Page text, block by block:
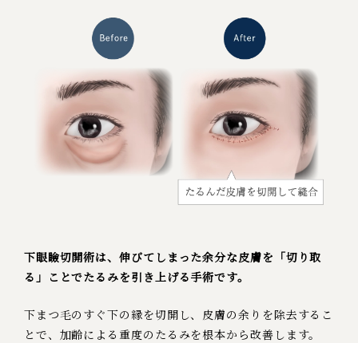
下眼瞼切開術は、伸びてしまった余分な皮膚を「切り取
る」ことでたるみを引き上げる手術です。
下まつ毛のすぐ下の縁を切開し、皮膚の余りを除去するこ
とで、加齢による重度のたるみを根本から改善します。